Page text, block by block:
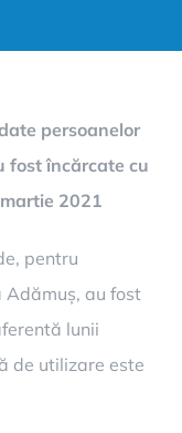
persoanelor
fost încărcate cu
2021
pentru
Adămuș, au fost
lunii
de utilizare este